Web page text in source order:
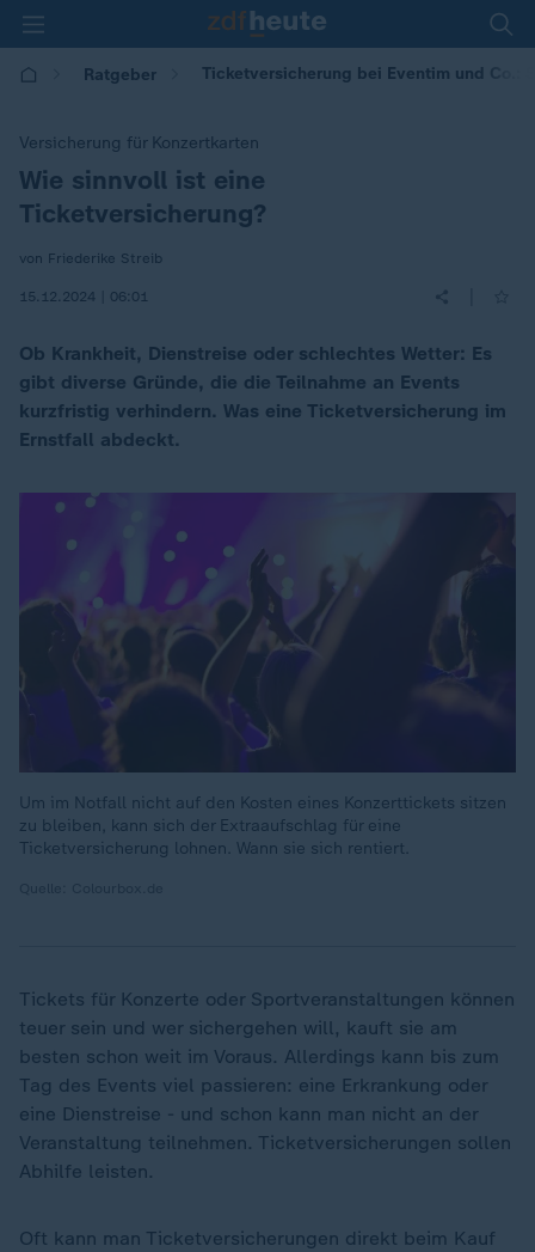
Ratgeber Ticketversicherung bei Eventim und Co.:
Versicherung für Konzertkarten
:
Wie sinnvoll ist eine
Ticketversicherung?
von Friederike Streib
15.12.2024 | 06:01
Ob Krankheit, Dienstreise oder schlechtes Wetter: Es
gibt diverse Gründe, die die Teilnahme an Events
kurzfristig verhindern. Was eine Ticketversicherung im
Ernstfall abdeckt.
Um im Notfall nicht auf den Kosten eines Konzerttickets sitzen
zu bleiben, kann sich der Extraaufschlag für eine
Ticketversicherung lohnen. Wann sie sich rentiert.
Tickets für Konzerte oder Sportveranstaltungen können
teuer sein und wer sichergehen will, kauft sie am
besten schon weit im Voraus. Allerdings kann bis zum
Tag des Events viel passieren: eine Erkrankung oder
eine Dienstreise - und schon kann man nicht an der
Veranstaltung teilnehmen. Ticketversicherungen sollen
Abhilfe leisten.
Oft kann man Ticketversicherungen direkt beim Kauf